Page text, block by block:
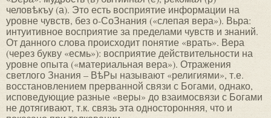
человѣкъу (а). Это есть восприятие информации на
уровне чувств, без о-СоЗнания («слепая вера»). Вьра:
интуитивное восприятие за пределами чувств и знаний.
От данного слова происходит понятие «врать». Вера
(через букву «есмь»): восприятие действительности на
уровне опыта («материальная вера»). Отражения
светлого Знания – ВѣРы называют «религиями», т.е.
восстановлением прерванной связи с Богами, однако,
исповедующие разные «веры» до взаимосвязи с Богами
не дотягивают, т.к. связь эта односторонняя, что и